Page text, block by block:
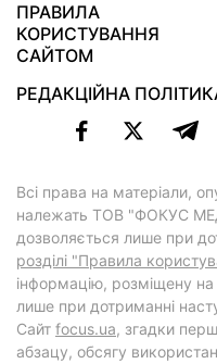
ПРАВИЛА
КОРИСТУВАННЯ
САЙТОМ
РЕДАКЦІЙНА
Всі права на матеріали,
належать ТОВ "ФОКУС
дозволяється лише при
розділі "Правила
інформацію, розміщену
лише при дотриманні
Cайт focus.ua, згадки
абзацу, обсягу